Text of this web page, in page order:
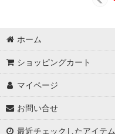
ホーム
ショッピングカート
マイページ
お問い合せ
最近チェックしたアイテム